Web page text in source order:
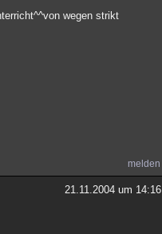
wegen strikt
melden
21.11.2004 um 14:16